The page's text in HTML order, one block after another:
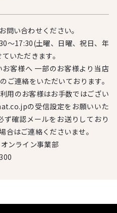
問い合わせください。
～17:30(土曜、日曜、祝日、年
いただきます。
客様へ 一部のお客様より当店
ご連絡をいただいております。
用のお客様はお手数ではござい
の受信設定をお願いいた
ず確認メールをお送りしており
合はご連絡くださいませ。
ンライン事業部